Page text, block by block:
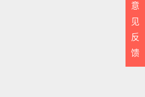
意
见
反
馈